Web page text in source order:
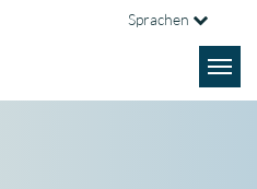
Sprachen